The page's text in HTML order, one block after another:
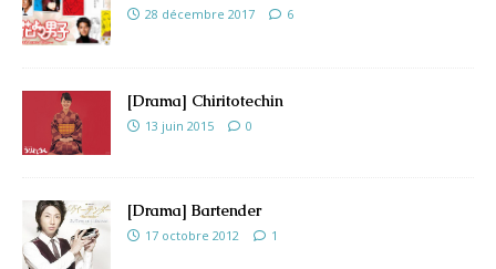
28 décembre 2017 6
[Drama] Chiritotechin
13 juin 2015 0
[Drama] Bartender
17 octobre 2012 1